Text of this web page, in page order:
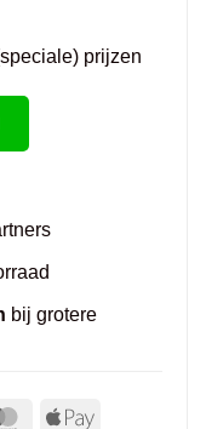
prijzen
bij grotere